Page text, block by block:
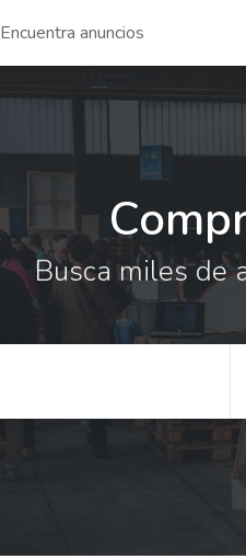
Encuentra anuncios
Busca miles de